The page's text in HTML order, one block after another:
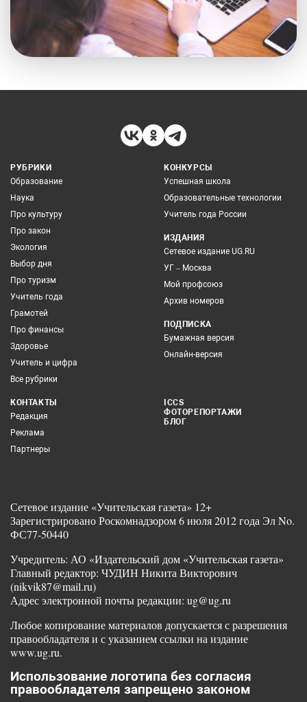
РУБРИКИ
Образование
Наука
Про культуру
Про закон
Экология
Выбор дня
Про туризм
Учитель года
Грамотей
Про финансы
Здоровье
Учитель и цифра
Все рубрики
КОНКУРСЫ
Успешная школа
Образовательные технологии
Учитель года России
ИЗДАНИЯ
Сетевое издание UG.RU
УГ – Москва
Мой профсоюз
Архив номеров
ПОДПИСКА
Бумажная версия
Онлайн-версия
КОНТАКТЫ
Редакция
Реклама
Партнеры
ICCS
ФОТОРЕПОРТАЖИ
БЛОГ
Сетевое издание «Учительская газета» 12+
Зарегистрировано Роскомнадзором 6 июля 2012 года Эл No.
ФС77-50440
Учредитель: АО «Издательский дом «Учительская газета»
Главный редактор: ЧУДИН Никита Викторович
(nikvik87@mail.ru)
Адрес электронной почты редакции: ug@ug.ru
Любое копирование материалов допускается с разрешения
правообладателя и с указанием ссылки на издание
www.ug.ru.
Использование логотипа без согласия
правообладателя запрещено законом